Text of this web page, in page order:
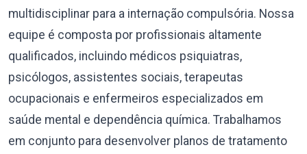
multidisciplinar para a internação compulsória. Nossa
equipe é composta por profissionais altamente
qualificados, incluindo médicos psiquiatras,
psicólogos, assistentes sociais, terapeutas
ocupacionais e enfermeiros especializados em
saúde mental e dependência química. Trabalhamos
em conjunto para desenvolver planos de tratamento